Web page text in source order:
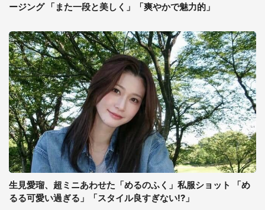
ージング 「また一段と美しく」「爽やかで魅力的」
生見愛瑠、超ミニあわせた「めるのふく」私服ショット 「め
るる可愛い過ぎる」「スタイル良すぎない!?」